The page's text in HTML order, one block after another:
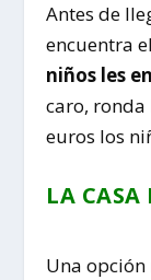
Antes de
encuentra
niños les
caro, ronda
euros los
LA
Una opción